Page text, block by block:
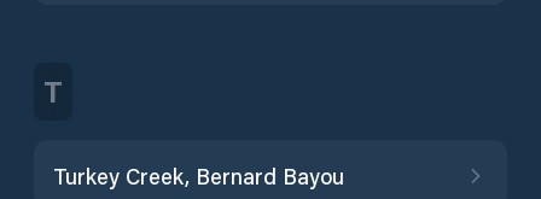
T
Turkey Creek, Bernard Bayou